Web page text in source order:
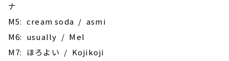
ナ
M5: cream soda / asmi
M6: usually / Mel
M7: ほろよい / Kojikoji